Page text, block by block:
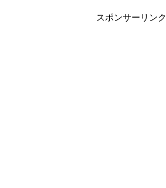
スポンサーリンク